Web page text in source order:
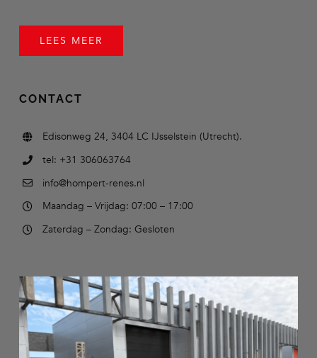
LEES MEER
CONTACT
Edisonweg 24, 3404 LC IJsselstein (Utrecht).
tel: +31 306063764
info@hompert-renes.nl
Maandag – Vrijdag: 07:00 – 17:00
Zaterdag – Zondag: Gesloten